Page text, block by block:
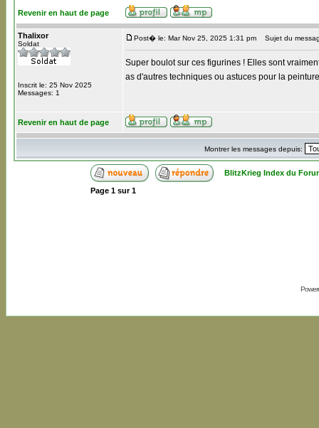
Revenir en haut de page
Thalixor
Soldat
Inscrit le: 25 Nov 2025
Messages: 1
Post� le: Mar Nov 25, 2025 1:31 pm Sujet du
Super boulot sur ces figurines ! Elles sont
as d'autres techniques ou astuces pour la
Revenir en haut de page
Montrer les messages depuis:
BlitzKrieg Index du
Page 1sur1